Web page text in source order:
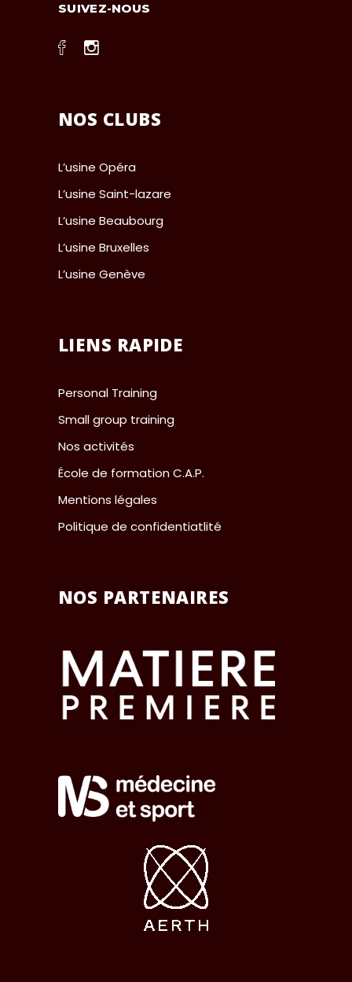
SUIVEZ-NOUS
NOS CLUBS
L’usine Opéra
L’usine Saint-lazare
L’usine Beaubourg
L’usine Bruxelles
L’usine Genève
LIENS RAPIDE
Personal Training
Small group training
Nos activités
École de formation C.A.P.
Mentions légales
Politique de confidentiatlité
NOS PARTENAIRES